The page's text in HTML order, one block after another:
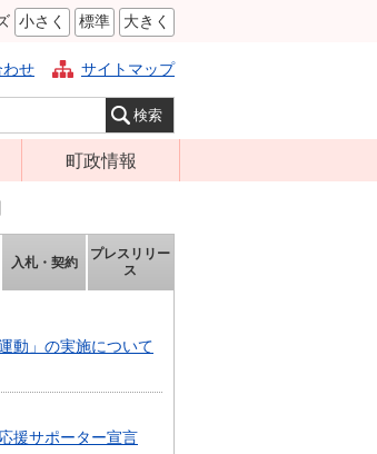
小さく 標準 大きく
わせ サイトマップ
町政情報
組織案内
庁舎案内
ふるさと納税
入札・契約
プレスリリー
ス
動」の実施について
援サポーター宣言